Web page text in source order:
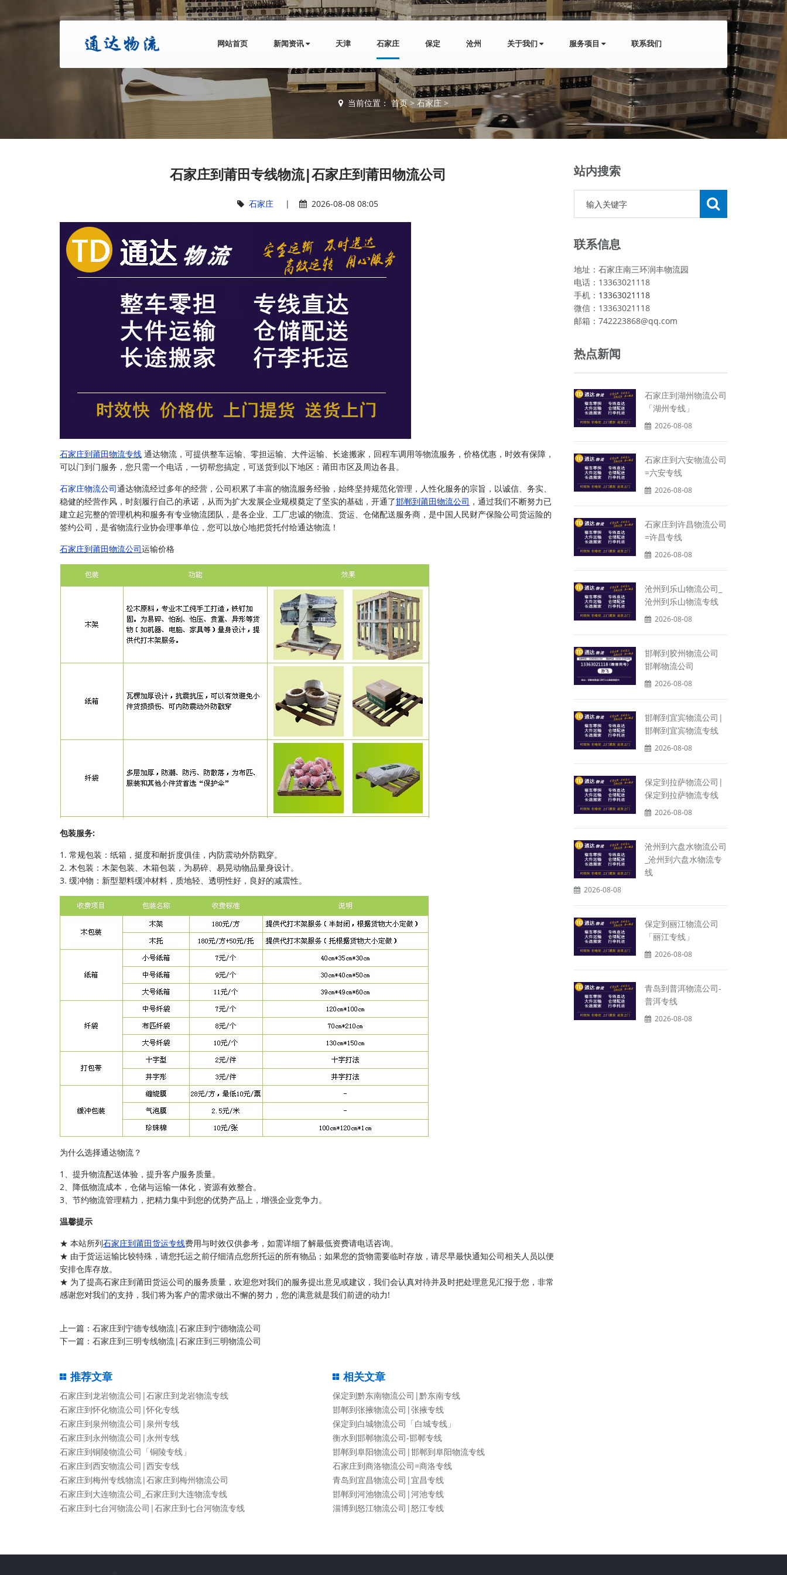
网站首页 新闻资讯 天津 石家庄 保定 沧州 关于我们 服务项目 联系我们
当前位置：首页> 石家庄 >
石家庄到莆田专线物流|石家庄到莆田物流公司
石家庄 | 2026-08-08 08:05
石家庄到莆田物流专线 通达物流，可提供整车运输、零担运输、大件运输、长途搬家，回程车调用等物流服务，价格优惠，时效有保障，
可以门到门服务，您只需一个电话，一切帮您搞定，可送货到以下地区：莆田市区及周边各县。
石家庄物流公司通达物流经过多年的经营，公司积累了丰富的物流服务经验，始终坚持规范化管理，人性化服务的宗旨，以诚信、务实、
稳健的经营作风，时刻履行自己的承诺，从而为扩大发展企业规模奠定了坚实的基础，开通了邯郸到莆田物流公司 ，通过我们不断努力已
建立起完整的管理机构和服务有专业物流团队，是各企业、工厂忠诚的物流、货运、仓储配送服务商，是中国人民财产保险公司货运险的
签约公司，是省物流行业协会理事单位，您可以放心地把货托付给通达物流！
石家庄到莆田物流公司运输价格
包装服务:
1. 常规包装：纸箱，挺度和耐折度俱佳，内防震动外防戳穿。
2. 木包装：木架包装、木箱包装，为易碎、易晃动物品量身设计。
3. 缓冲物：新型塑料缓冲材料，质地轻、透明性好，良好的减震性。
为什么选择通达物流？
1、提升物流配送体验，提升客户服务质量。
2、降低物流成本，仓储与运输一体化，资源有效整合。
3、节约物流管理精力，把精力集中到您的优势产品上，增强企业竞争力。
温馨提示
★ 本站所列石家庄到莆田货运专线费用与时效仅供参考，如需详细了解最低资费请电话咨询。
★ 由于货运运输比较特殊，请您托运之前仔细清点您所托运的所有物品；如果您的货物需要临时存放，请尽早最快通知公司相关人员以便
安排仓库存放。
★ 为了提高石家庄到莆田货运公司的服务质量，欢迎您对我们的服务提出意见或建议，我们会认真对待并及时把处理意见汇报于您，非常
感谢您对我们的支持，我们将为客户的需求做出不懈的努力，您的满意就是我们前进的动力!
上一篇： 石家庄到宁德专线物流|石家庄到宁德物流公司
下一篇： 石家庄到三明专线物流|石家庄到三明物流公司
推荐文章
石家庄到龙岩物流公司|石家庄到龙岩物流专线
石家庄到怀化物流公司|怀化专线
石家庄到泉州物流公司|泉州专线
石家庄到永州物流公司|永州专线
石家庄到铜陵物流公司「铜陵专线」
石家庄到西安物流公司|西安专线
石家庄到梅州专线物流|石家庄到梅州物流公司
石家庄到大连物流公司_石家庄到大连物流专线
石家庄到七台河物流公司|石家庄到七台河物流专线
相关文章
保定到黔东南物流公司|黔东南专线
邯郸到张掖物流公司|张掖专线
保定到白城物流公司「白城专线」
衡水到邯郸物流公司-邯郸专线
邯郸到阜阳物流公司|邯郸到阜阳物流专线
石家庄到商洛物流公司=商洛专线
青岛到宜昌物流公司|宜昌专线
邯郸到河池物流公司|河池专线
淄博到怒江物流公司|怒江专线
站内搜索
联系信息
地址：石家庄南三环润丰物流园
电话：13363021118
手机： 13363021118
微信：13363021118
邮箱：742223868@qq.com
热点新闻
石家庄到湖州物流公司
「湖州专线」
2026-08-08
石家庄到六安物流公司
=六安专线
2026-08-08
石家庄到许昌物流公司
=许昌专线
2026-08-08
沧州到乐山物流公司_
沧州到乐山物流专线
2026-08-08
邯郸到胶州物流公司
邯郸物流公司
2026-08-08
邯郸到宜宾物流公司|
邯郸到宜宾物流专线
2026-08-08
保定到拉萨物流公司|
保定到拉萨物流专线
2026-08-08
沧州到六盘水物流公司
_沧州到六盘水物流专
线
2026-08-08
保定到丽江物流公司
「丽江专线」
2026-08-08
青岛到普洱物流公司-
普洱专线
2026-08-08